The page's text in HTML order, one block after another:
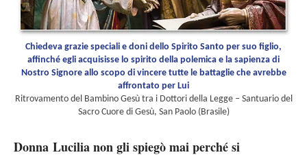
Chiedeva grazie speciali e doni dello Spirito Santo per suo figlio,
affinché egli acquisisse lo spirito della polemica e la sapienza di
Nostro Signore allo scopo di vincere tutte le battaglie che avrebbe
affrontato per Lui
Ritrovamento del Bambino Gesù tra i Dottori della Legge – Santuario del
Sacro Cuore di Gesù, San Paolo (Brasile)
Donna Lucilia non gli spiegò mai perché si